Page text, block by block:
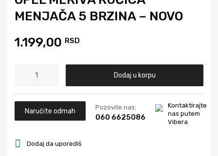
MENJAČA 5 BRZINA – NOVO
1.199,00 RSD
Dodaj u korpu
Naručite odmah Pozovite nas:
060 6625086
Kontaktirajte
nas putem
Vibera
Dodaj da uporediš